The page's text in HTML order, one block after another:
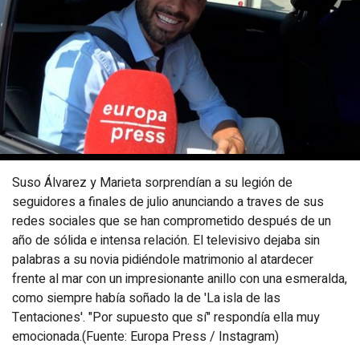
Suso Álvarez y Marieta sorprendían a su legión de
seguidores a finales de julio anunciando a traves de sus
redes sociales que se han comprometido después de un
año de sólida e intensa relación. El televisivo dejaba sin
palabras a su novia pidiéndole matrimonio al atardecer
frente al mar con un impresionante anillo con una esmeralda,
como siempre había soñado la de 'La isla de las
Tentaciones'. "Por supuesto que sí" respondía ella muy
emocionada.(Fuente: Europa Press / Instagram)